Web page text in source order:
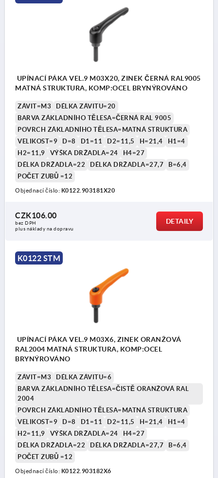
UPÍNACÍ PÁKA VEL.9 M03X20, ZINEK ČERNÁ RAL9005
MATNÁ STRUKTURA, KOMP:OCEL BRYNÝROVÁNO
ZÁVIT=M3
DÉLKA ZÁVITU=20
BARVA ZÁKLADNÍHO TĚLESA=ČERNÁ RAL 9005
POVRCH ZÁKLADNÍHO TĚLESA=MATNÁ STRUKTURA
VELIKOST=9
D=8 D1=11 D2=11,5 H=21,4
H1=4
H2=11,9
VÝŠKA DRŽADLA=24
H4=27
DÉLKA DRŽADLA=22
DÉLKA DRŽADLA=27,7
B=6,4
POČET ZUBŮ =12
Objednací číslo: K0122.903181X20
CZK106.00
bez DPH
plus náklady na dopravu
DETAILY
K0122 STM
UPÍNACÍ PÁKA VEL.9 M03X6, ZINEK ORANŽOVÁ
RAL2004 MATNÁ STRUKTURA, KOMP:OCEL
BRYNÝROVÁNO
ZÁVIT=M3
DÉLKA ZÁVITU=6
BARVA ZÁKLADNÍHO TĚLESA=ČISTĚ ORANŽOVÁ RAL
2004
POVRCH ZÁKLADNÍHO TĚLESA=MATNÁ STRUKTURA
VELIKOST=9
D=8 D1=11 D2=11,5 H=21,4
H1=4
H2=11,9
VÝŠKA DRŽADLA=24
H4=27
DÉLKA DRŽADLA=22
DÉLKA DRŽADLA=27,7
B=6,4
POČET ZUBŮ =12
Objednací číslo: K0122.903182X6